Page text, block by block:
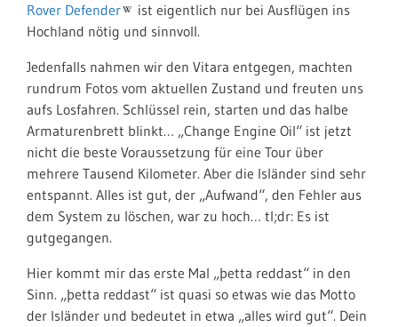
Rover Defender
ist eigentlich nur bei Ausflügen ins
Hochland nötig und sinnvoll.
Jedenfalls nahmen wir den Vitara entgegen, machten
rundrum Fotos vom aktuellen Zustand und freuten uns
aufs Losfahren. Schlüssel rein, starten und das halbe
Armaturenbrett blinkt… „Change Engine Oil“ ist jetzt
nicht die beste Voraussetzung für eine Tour über
mehrere Tausend Kilometer. Aber die Isländer sind sehr
entspannt. Alles ist gut, der „Aufwand“, den Fehler aus
dem System zu löschen, war zu hoch… tl;dr: Es ist
gutgegangen.
Hier kommt mir das erste Mal „þetta reddast“ in den
Sinn. „þetta reddast“ ist quasi so etwas wie das Motto
der Isländer und bedeutet in etwa „alles wird gut“. Dein